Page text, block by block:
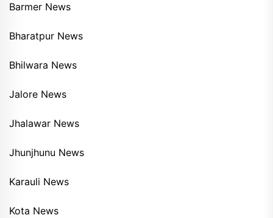
Barmer News
Bharatpur News
Bhilwara News
Jalore News
Jhalawar News
Jhunjhunu News
Karauli News
Kota News